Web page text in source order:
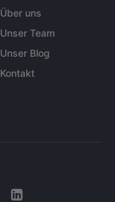
Über uns
Unser Team
Unser Blog
Kontakt